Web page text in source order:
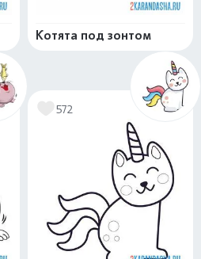
Котята под зонтом
572